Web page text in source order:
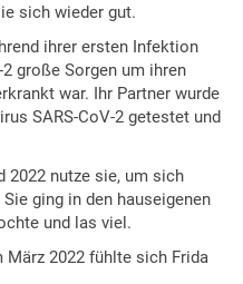
sich wieder gut.
ihrer ersten Infektion
große Sorgen um ihren
war. Ihr Partner wurde
SARS-CoV-2 getestet und
2022 nutze sie, um sich
ging in den hauseigenen
und las viel.
2022 fühlte sich Frida